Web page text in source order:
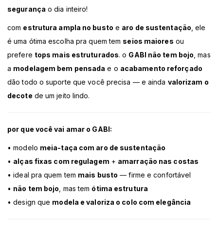
segurança o dia inteiro!
com estrutura ampla no busto e aro de sustentação , ele
é uma ótima escolha pra quem tem seios maiores ou
prefere tops mais estruturados. o GABI não tem bojo , mas
a modelagem bem pensada e o acabamento reforçado
dão todo o suporte que você precisa — e ainda valorizam o
decote de um jeito lindo.
por que você vai amar o GABI:
• modelo meia-taça com aro de sustentação
• alças fixas com regulagem + amarração nas costas
• ideal pra quem tem mais busto — firme e confortável
• não tem bojo , mas tem ótima estrutura
• design que modela e valoriza o colo com elegância